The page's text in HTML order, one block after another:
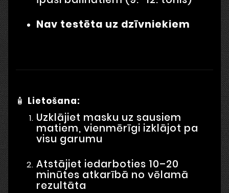
Nav testēta uz dzīvniekiem
🧴 Lietošana:
Uzklājiet masku uz sausiem
matiem, vienmērīgi izklājot pa
visu garumu
Atstājiet iedarboties 10–20
minūtes atkarībā no vēlamā
rezultāta